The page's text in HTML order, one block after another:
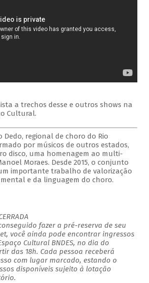
a trechos desse e outros shows na
Cultural.
Dedo, regional de choro do Rio
por músicos de outros estados,
disco, uma homenagem ao multi-
Moraes. Desde 2015, o conjunto
importante trabalho de valorização
e da linguagem do choro.
fazer a pré-reserva de seu
você ainda pode encontrar ingressos
Cultural BNDES, no dia do
das 18h. Cada pessoa receberá
com lugar marcado, estando o
disponíveis sujeito à lotação